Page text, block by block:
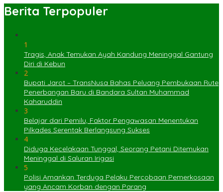
Berita Terpopuler
1
Tragis, Anak Temukan Ayah Kandung Meninggal Gantung
Diri di Kebun
2
Bupati Jarot – TransNusa Bahas Peluang Pembukaan Rute
Penerbangan Baru di Bandara Sultan Muhammad
Kaharuddin
3
Belajar dari Pemilu, Faktor Pengawasan Menentukan
Pilkades Serentak Berlangsung Sukses
4
Diduga Kecelakaan Tunggal, Seorang Petani Ditemukan
Meninggal di Saluran Irigasi
5
Polisi Amankan Terduga Pelaku Percobaan Pemerkosaan
yang Ancam Korban dengan Parang